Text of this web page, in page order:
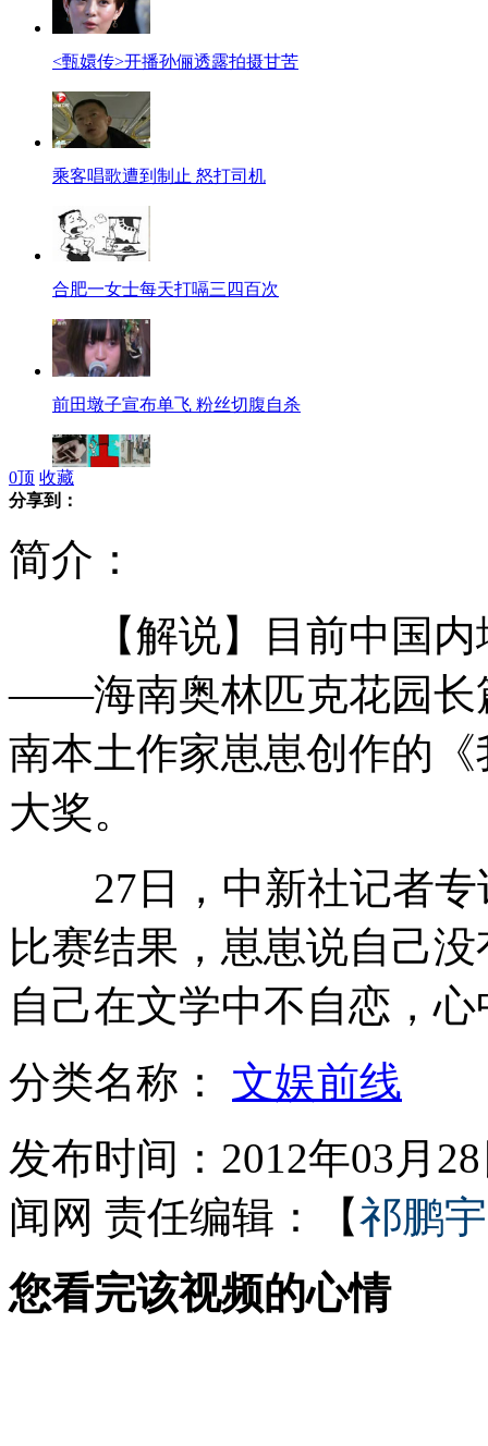
<甄嬛传>开播孙俪透露拍摄甘苦
乘客唱歌遭到制止 怒打司机
合肥一女士每天打嗝三四百次
前田墩子宣布单飞 粉丝切腹自杀
警方制作<西游警记> 骗术一网打尽
林书豪因伤缺阵尼克力擒雄鹿
成都最后的修笔匠
李娜遭莎娃横扫 无缘四强
山西运城恶犬咬伤多人 警民合力深夜将其击毙
女孩北京地铁殴打老人 痛下狠手拳打脚踢
0顶 收藏
分享到：
简介：
【解说】目前中国内
——海南奥林匹克花园长
南本土作家崽崽创作的
大奖。
27日，中新社记者专
比赛结果，崽崽说自己
自己在文学中不自恋，
分类名称： 文娱前线
发布时间：2012年03月
闻网 责任编辑：【祁鹏宇
您看完该视频的心情